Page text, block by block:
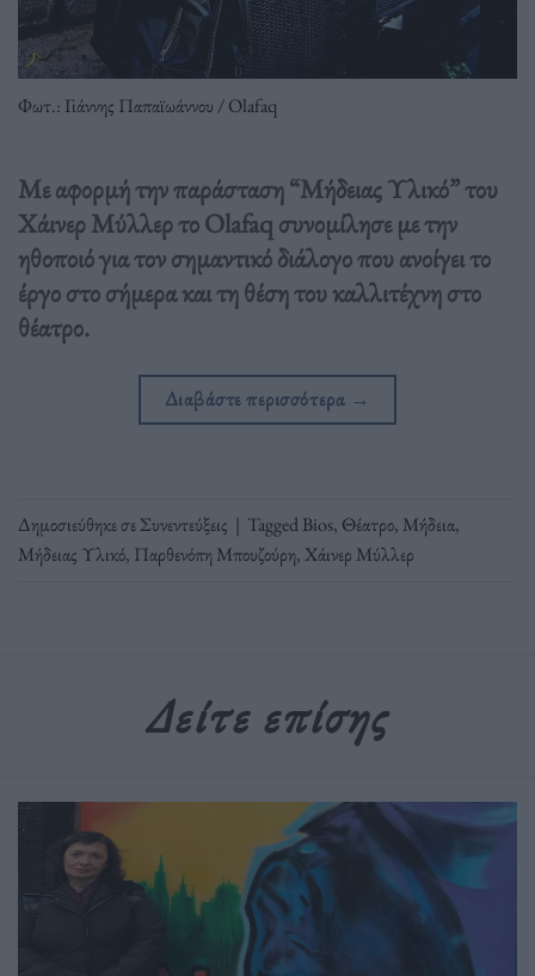
Φωτ.: Γιάννης Παπαϊωάννου / Olafaq
Με αφορμή την παράσταση “Μήδειας Υλικό” του
Χάινερ Μύλλερ το Olafaq συνομίλησε με την
ηθοποιό για τον σημαντικό διάλογο που ανοίγει το
έργο στο σήμερα και τη θέση του καλλιτέχνη στο
θέατρο.
Διαβάστε περισσότερα →
Δημοσιεύθηκε σεΣυνεντεύξεις | TaggedBios, Θέατρο, Μήδεια,
Μήδειας Υλικό, Παρθενόπη Μπουζούρη,Χάινερ Μύλλερ
Δείτε επίσης